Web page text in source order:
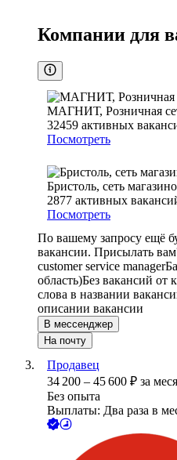
Компании для
МАГНИТ, Розничная
32459 активных
Посмотреть
Бристоль, сеть
2877 активных
Посмотреть
По вашему запросу ещё
вакансии. Присылать
customer service manager
область)Без вакансий от
слова в названии
описании вакансии
В мессенджер
На почту
Продавец
34 200 – 45 600 ₽ за
Без опыта
Выплаты: Два раза в